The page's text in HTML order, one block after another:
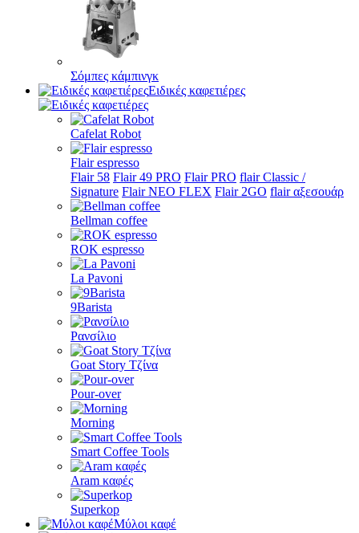
Σόμπες κάμπινγκ
Ειδικές καφετιέρες
Cafelat Robot
Flair espresso
Flair 58 Flair 49 PRO Flair PRO flair Classic /
Signature Flair NEO FLEX Flair 2GO flair αξεσουάρ
Bellman coffee
ROK espresso
La Pavoni
9Barista
Ρανσίλιο
Goat Story Τζίνα
Pour-over
Morning
Smart Coffee Tools
Aram καφές
Superkop
Μύλοι καφέ